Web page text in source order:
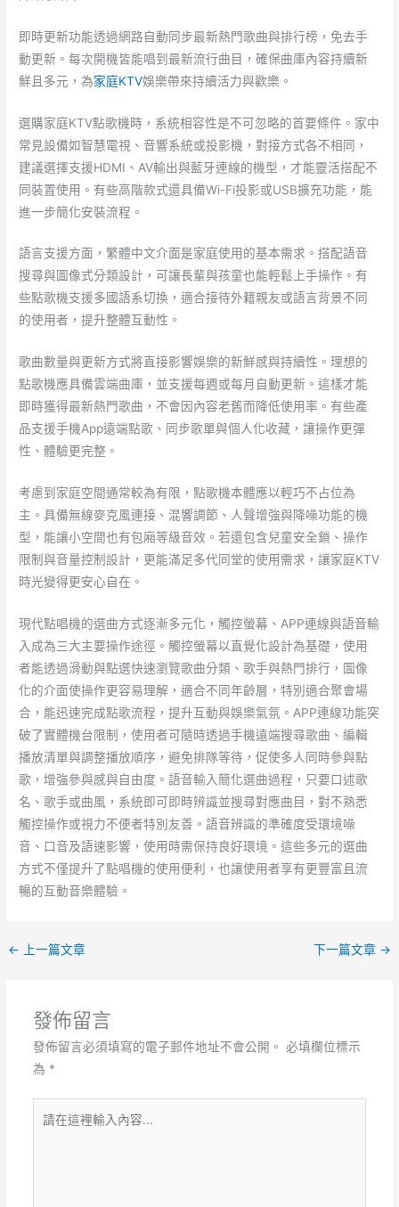
即時更新功能透過網路自動同步最新熱門歌曲與排行榜，免去手
動更新。每次開機皆能唱到最新流行曲目，確保曲庫內容持續新
鮮且多元，為家庭KTV娛樂帶來持續活力與歡樂。
選購家庭KTV點歌機時，系統相容性是不可忽略的首要條件。家中
常見設備如智慧電視、音響系統或投影機，對接方式各不相同，
建議選擇支援HDMI、AV輸出與藍牙連線的機型，才能靈活搭配不
同裝置使用。有些高階款式還具備Wi-Fi投影或USB擴充功能，能
進一步簡化安裝流程。
語言支援方面，繁體中文介面是家庭使用的基本需求。搭配語音
搜尋與圖像式分類設計，可讓長輩與孩童也能輕鬆上手操作。有
些點歌機支援多國語系切換，適合接待外籍親友或語言背景不同
的使用者，提升整體互動性。
歌曲數量與更新方式將直接影響娛樂的新鮮感與持續性。理想的
點歌機應具備雲端曲庫，並支援每週或每月自動更新。這樣才能
即時獲得最新熱門歌曲，不會因內容老舊而降低使用率。有些產
品支援手機App遠端點歌、同步歌單與個人化收藏，讓操作更彈
性、體驗更完整。
考慮到家庭空間通常較為有限，點歌機本體應以輕巧不占位為
主。具備無線麥克風連接、混響調節、人聲增強與降噪功能的機
型，能讓小空間也有包廂等級音效。若還包含兒童安全鎖、操作
限制與音量控制設計，更能滿足多代同堂的使用需求，讓家庭KTV
時光變得更安心自在。
現代點唱機的選曲方式逐漸多元化，觸控螢幕、APP連線與語音輸
入成為三大主要操作途徑。觸控螢幕以直覺化設計為基礎，使用
者能透過滑動與點選快速瀏覽歌曲分類、歌手與熱門排行，圖像
化的介面使操作更容易理解，適合不同年齡層，特別適合聚會場
合，能迅速完成點歌流程，提升互動與娛樂氣氛。APP連線功能突
破了實體機台限制，使用者可隨時透過手機遠端搜尋歌曲、編輯
播放清單與調整播放順序，避免排隊等待，促使多人同時參與點
歌，增強參與感與自由度。語音輸入簡化選曲過程，只要口述歌
名、歌手或曲風，系統即可即時辨識並搜尋對應曲目，對不熟悉
觸控操作或視力不便者特別友善。語音辨識的準確度受環境噪
音、口音及語速影響，使用時需保持良好環境。這些多元的選曲
方式不僅提升了點唱機的使用便利，也讓使用者享有更豐富且流
暢的互動音樂體驗。
← 上一篇文章 下一篇文章 →
發佈留言
發佈留言必須填寫的電子郵件地址不會公開。 必填欄位標示
為 *
在